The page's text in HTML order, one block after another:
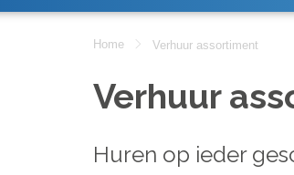
Home Verhuur assortiment
Verhuur
Huren op ieder